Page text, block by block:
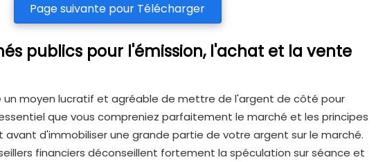
Page suivante pour Télécharger
publics pour l'émission, l'achat et la vente
un moyen lucratif et agréable de mettre de l'argent de côté pour
que vous compreniez parfaitement le marché et les principes
d'immobiliser une grande partie de votre argent sur le marché.
financiers déconseillent fortement la spéculation sur séance et